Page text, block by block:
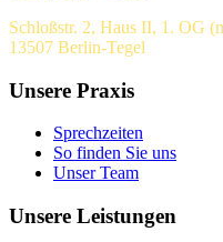
Schloßstr. 2, Haus II, 1. OG
13507 Berlin-Tegel
Unsere Praxis
Sprechzeiten
So finden Sie uns
Unser Team
Unsere Leistungen